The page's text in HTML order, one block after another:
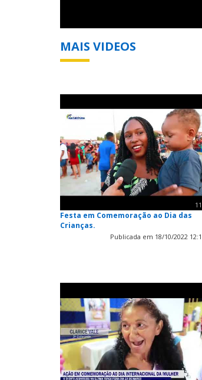
MAIS VIDEOS
Festa em Comemoração ao Dia das
Crianças.
Publicada em 18/10/2022